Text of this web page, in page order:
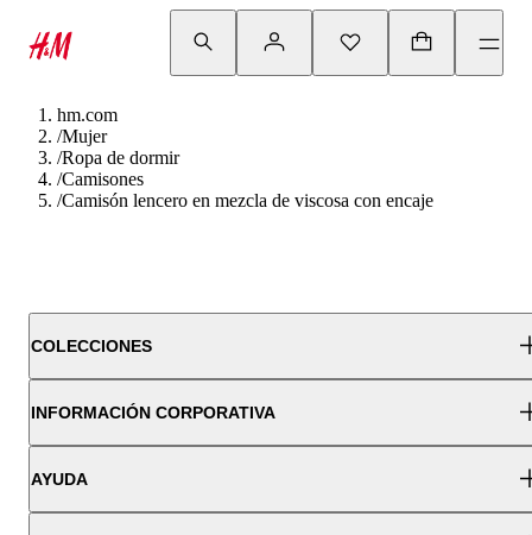
hm.com
/Mujer
/Ropa de dormir
/Camisones
/Camisón lencero en mezcla de viscosa con encaje
COLECCIONES
INFORMACIÓN CORPORATIVA
AYUDA